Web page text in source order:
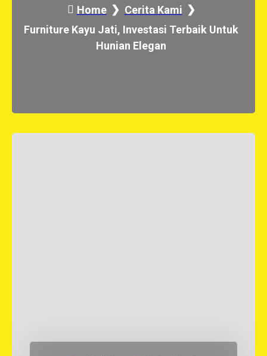
Home
Cerita Kami
Furniture Kayu Jati, Investasi Terbaik Untuk
Hunian Elegan